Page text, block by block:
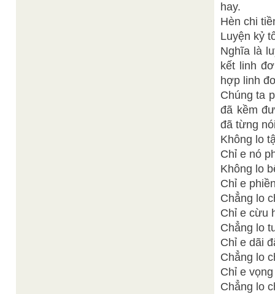
hay.
Hèn chi
Luyện kỷ
Nghĩa là
kết linh
hợp linh
Chúng ta
đã kềm
đã từng
Không lo
Chỉ e nó
Không lo
Chỉ e
Chẳng lo
Chỉ e cừu
Chẳng lo
Chỉ e dãi
Chẳng lo
Chỉ e
Chẳng lo